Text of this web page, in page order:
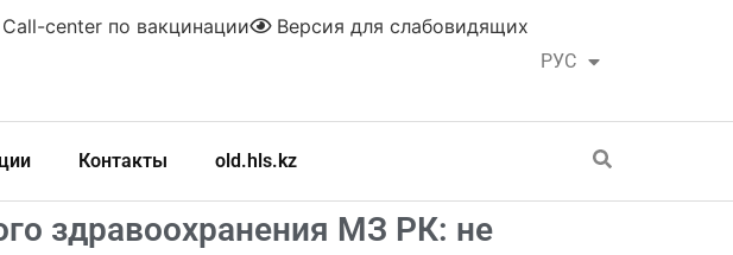
РУС
ҚАЗ
Версия для слабовидящих
center по вакцинации
Контакты old.hls.kz
здравоохранения МЗ РК: не